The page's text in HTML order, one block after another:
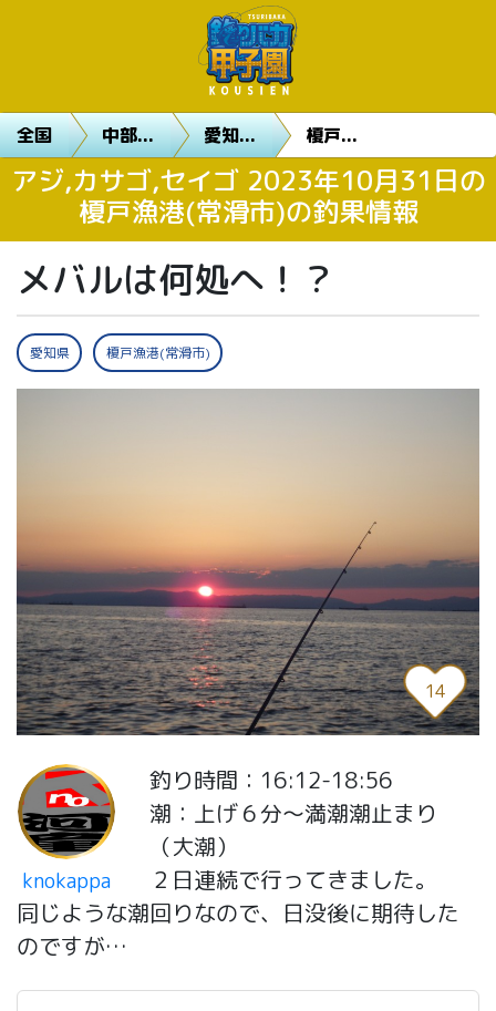
全国 中部... 愛知... 榎戸...
アジ,カサゴ,セイゴ 2023年10月31日の
榎戸漁港(常滑市)の釣果情報
メバルは何処へ！？
愛知県 榎戸漁港(常滑市)
14
knokappa
釣り時間：16:12-18:56
潮：上げ６分～満潮潮止まり
（大潮）
２日連続で行ってきました。
同じような潮回りなので、日没後に期待した
のですが…